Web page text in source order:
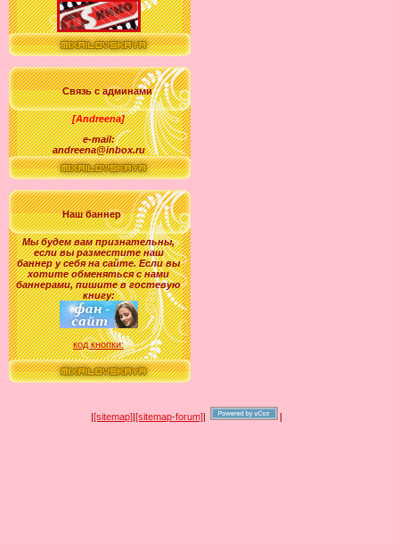
Связь с админами
[Andreena]
e-mail:
andreena@inbox.ru
Наш баннер
Мы будем вам признательны,
если вы разместите наш
баннер у себя на сайте. Если вы
хотите обменяться с нами
баннерами, пишите в гостевую
книгу:
код кнопки:
|[sitemap]|[sitemap-forum]| |